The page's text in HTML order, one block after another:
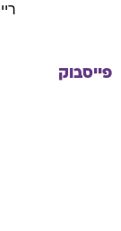
פייסבוק